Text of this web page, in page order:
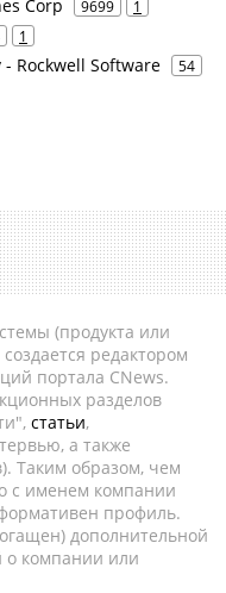
Corp 9699 1
1
Rockwell Software
54
(продукта или
редактором
портала CNews.
разделов
статьи,
а также
Таким образом, чем
с именем компании
профиль.
дополнительной
о компании или